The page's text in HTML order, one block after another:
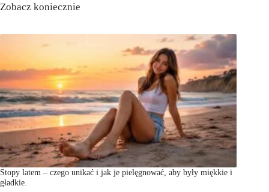
Zobacz koniecznie
Stopy latem – czego unikać i jak je pielęgnować, aby były miękkie i
gładkie.